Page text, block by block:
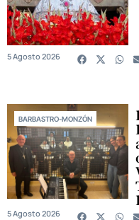
5 Agosto 2026
BARBASTRO-MONZÓN
5 Agosto 2026